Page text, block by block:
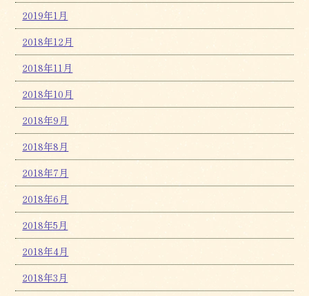
2019年1月
2018年12月
2018年11月
2018年10月
2018年9月
2018年8月
2018年7月
2018年6月
2018年5月
2018年4月
2018年3月